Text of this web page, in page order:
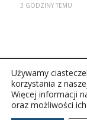
3 GODZINY TEMU
Copyright ©
Używamy
korzystania z
Więcej informacji
oraz możliwości